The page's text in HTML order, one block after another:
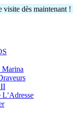
visite dès maintenant !
Marina
II